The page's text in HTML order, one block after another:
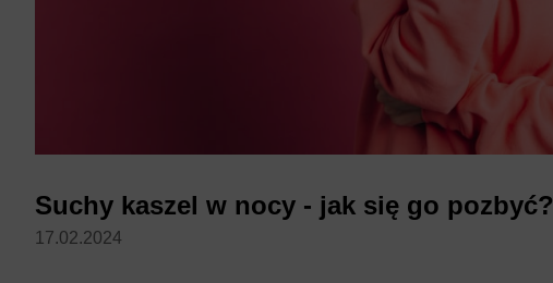
Suchy kaszel w nocy - jak się go pozbyć?
17.02.2024